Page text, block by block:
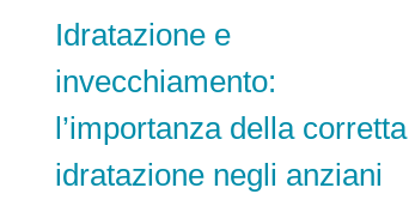
Idratazione e
invecchiamento:
l’importanza della corretta
idratazione negli anziani